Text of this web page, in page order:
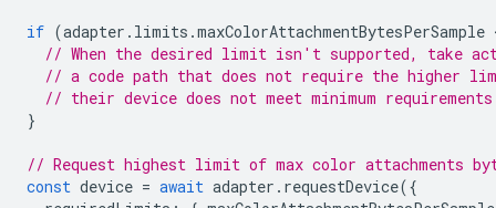
if (adapter . limits .maxColorAttachmentBytesPerSample
// When the desired limit isn't supported, take
// a code path that does not require the higher
// their device does not meet minimum
}
// Request highest limit of max color attachments
const device = await adapter . requestDevice({